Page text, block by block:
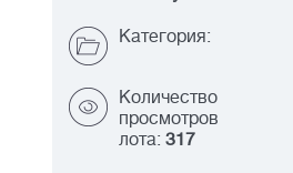
Категория:
Количество
просмотров
лота: 317